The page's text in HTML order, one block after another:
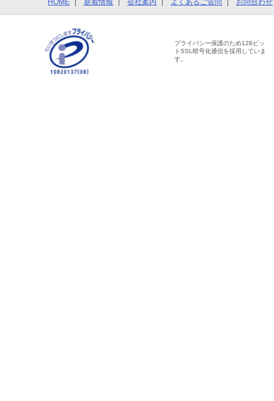
HOME 新着情報 会社案内 よくあるご質問 お問合わせ
プライバシー保護のため128ビッ
トSSL暗号化通信を採用していま
す。